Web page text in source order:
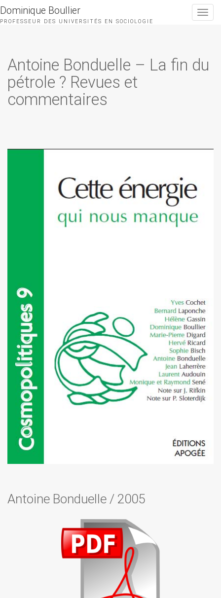
Toggle
Dominique Boullier
PROFESSEUR DES UNIVERSITÉS EN SOCIOLOGIE
Antoine Bonduelle – La fin du
pétrole ? Revues et
commentaires
Antoine Bonduelle / 2005